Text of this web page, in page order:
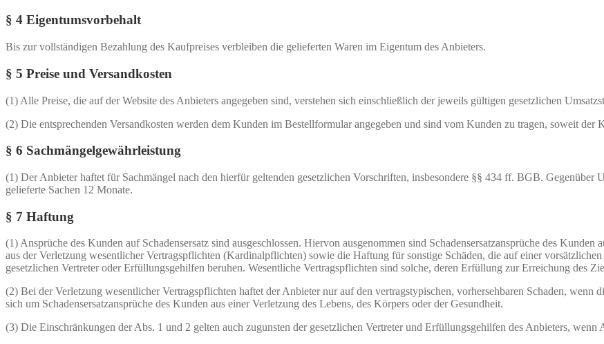
§ 4 Eigentumsvorbehalt
Bis zur vollständigen Bezahlung des Kaufpreises verbleiben die gelieferten Waren im Eigentum des Anbieters.
§ 5 Preise und Versandkosten
(1) Alle Preise, die auf der Website des Anbieters angegeben sind, verstehen sich einschließlich der jeweils gültigen gesetzlichen
(2) Die entsprechenden Versandkosten werden dem Kunden im Bestellformular angegeben und sind vom Kunden zu tragen, soweit
§ 6 Sachmängelgewährleistung
(1) Der Anbieter haftet für Sachmängel nach den hierfür geltenden gesetzlichen Vorschriften, insbesondere §§ 434 ff. BGB. Gegenüber
gelieferte Sachen 12 Monate.
§ 7 Haftung
(1) Ansprüche des Kunden auf Schadensersatz sind ausgeschlossen. Hiervon ausgenommen sind Schadensersatzansprüche des
aus der Verletzung wesentlicher Vertragspflichten (Kardinalpflichten) sowie die Haftung für sonstige Schäden, die auf einer
gesetzlichen Vertreter oder Erfüllungsgehilfen beruhen. Wesentliche Vertragspflichten sind solche, deren Erfüllung zur Erreichung des
(2) Bei der Verletzung wesentlicher Vertragspflichten haftet der Anbieter nur auf den vertragstypischen, vorhersehbaren Schaden, wenn
sich um Schadensersatzansprüche des Kunden aus einer Verletzung des Lebens, des Körpers oder der Gesundheit.
(3) Die Einschränkungen der Abs. 1 und 2 gelten auch zugunsten der gesetzlichen Vertreter und Erfüllungsgehilfen des Anbieters, wenn